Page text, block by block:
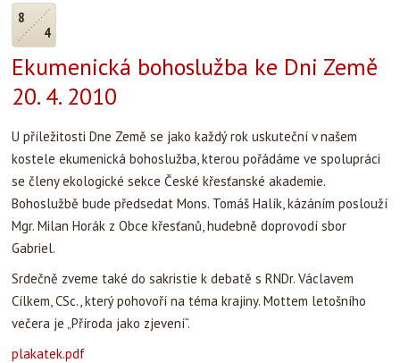
8
4
Ekumenická bohoslužba ke Dni Země
20. 4. 2010
U příležitosti Dne Země se jako každý rok uskuteční v našem
kostele ekumenická bohoslužba, kterou pořádáme ve spolupráci
se členy ekologické sekce České křesťanské akademie.
Bohoslužbě bude předsedat Mons. Tomáš Halík, kázáním poslouží
Mgr. Milan Horák z Obce křesťanů, hudebně doprovodí sbor
Gabriel.
Srdečně zveme také do sakristie k debatě s RNDr. Václavem
Cílkem, CSc., který pohovoří na téma krajiny. Mottem letošního
večera je „Příroda jako zjevení“.
plakatek.pdf